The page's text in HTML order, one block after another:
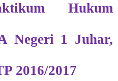
Hukum
Negeri 1 Juhar,
2016/2017